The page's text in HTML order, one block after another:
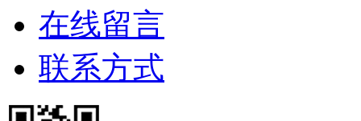
在线留言
联系方式